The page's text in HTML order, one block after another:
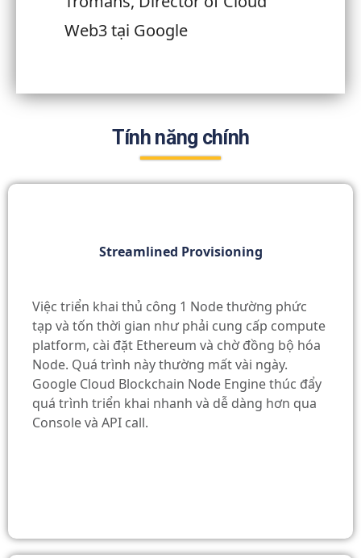
Web3 tại Google
Tính năng chính
Streamlined Provisioning
Việc triển khai thủ công 1 Node thường phức
tạp và tốn thời gian như phải cung cấp compute
platform, cài đặt Ethereum và chờ đồng bộ hóa
Node. Quá trình này thường mất vài ngày.
Google Cloud Blockchain Node Engine thúc đẩy
quá trình triển khai nhanh và dễ dàng hơn qua
Console và API call.